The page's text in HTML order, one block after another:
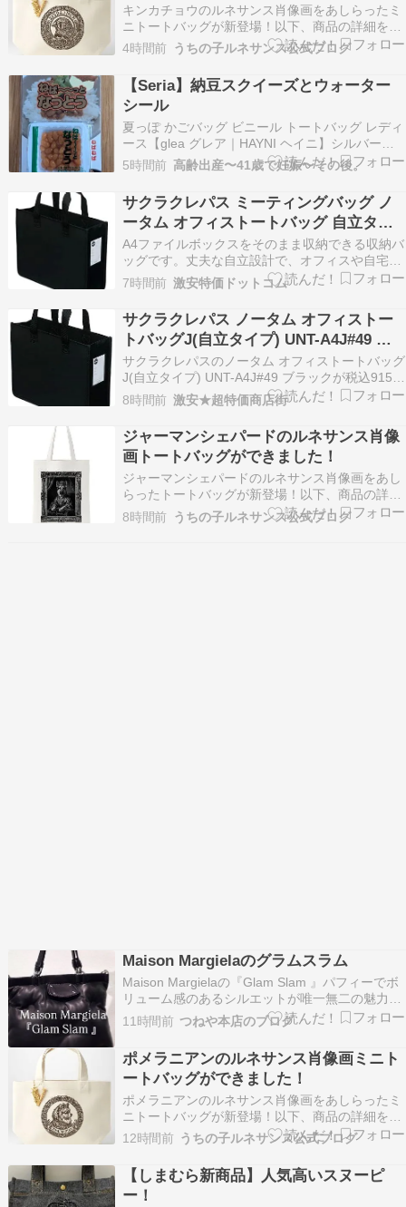
キンカチョウのルネサンス肖像画をあしらったミ
ニトートバッグが新登場！以下、商品の詳細をご
紹介します。 キンカチョウの紋章 ミニトートバ
ッグ（アルファベットチャーム付き） キンカチョ
ウの紋章を、ミニトートバッグの正面にあしらい
ました。ヴィンテージ風のデザインが、普段使い
にアクセント…
4時間前 うちの子ルネサンス公式ブログ
【Seria】納豆スクイーズとウォーター
シール
夏っぽ かごバッグ ビニール トートバッグ レディ
ース【glea グレア｜HAYNI ヘイニ】シルバーバ
ッグ ビニールバッグ メルカドバッグ ワイヤーバ
ッグ カゴバッグ サマーバッグ 偏光 トート タッ
セル きらきら 上品 かわいい 銀 青 紫 春 夏 動画
あり live061…
5時間前 高齢出産〜41歳で妊娠〜その後。
サクラクレパス ミーティングバッグ ノ
ータム オフィストートバッグ 自立タイ
プ 880円から！プライム会員は送料無
料！
A4ファイルボックスをそのまま収納できる収納バ
ッグです。丈夫な自立設計で、オフィスや自宅で
書類や仕事道具をまとめて持ち運べます。必要な
資料をひとまとめにできるので、デスク周りをス
ッキリ保てます。 側面には厚手のPPシート […]
7時間前 激安特価ドットコム
サクラクレパス ノータム オフィストー
トバッグJ(自立タイプ) UNT-A4J#49 ブ
ラック 税込915円 ダークグレー・オレン
ジ 税込880円 プライム会員送料無料
サクラクレパスのノータム オフィストートバッグ
J(自立タイプ) UNT-A4J#49 ブラックが税込915円
の特価。UNT-A4J#144 ダークグレー・UNT-
A4J#5 オレンジも税込880円の特価。Amazonプ
ライム会員(無料体験中でもOK)または3,500円以
上購入で送…
8時間前 激安★超特価商店街
ジャーマンシェパードのルネサンス肖像
画トートバッグができました！
ジャーマンシェパードのルネサンス肖像画をあし
らったトートバッグが新登場！以下、商品の詳細
をご紹介します。 犬（ジャーマンシェパード）の
ルネサンス風モノクロトートバッグ ― 額縁デザ
8時間前 うちの子ルネサンス公式ブログ
Maison Margielaのグラムスラム
Maison Margielaの『Glam Slam 』パフィーでボ
リューム感のあるシルエットが唯一無二の魅力を
放つグラムスラムのトートバッグショルダースト
ラップ付きの2WAY仕様です¥323,400(Maison
Margiela)????DMまたはお電話でお問い合わせも
承り…
11時間前 つねや本店のブログ
ポメラニアンのルネサンス肖像画ミニト
ートバッグができました！
ポメラニアンのルネサンス肖像画をあしらったミ
ニトートバッグが新登場！以下、商品の詳細をご
紹介します。 犬（ポメラニアン）の紋章 ミニト
ートバッグ（アルファベットチャーム付き） 犬
（ポメラニアン）の紋章を、ミニトートバッグの
正面にあしらいました。ヴィンテージ風のデザイ
ンが、普段使い…
12時間前 うちの子ルネサンス公式ブログ
【しまむら新商品】人気高いスヌーピ
ー！